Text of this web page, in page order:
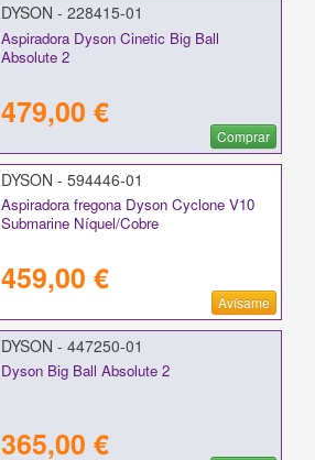
DYSON - 228415-01
Aspiradora Dyson Cinetic Big Ball
Absolute 2
479,00 €
Comprar
DYSON - 594446-01
Aspiradora fregona Dyson Cyclone V10
Submarine Níquel/Cobre
459,00 €
Avísame
DYSON - 447250-01
Dyson Big Ball Absolute 2
365,00 €